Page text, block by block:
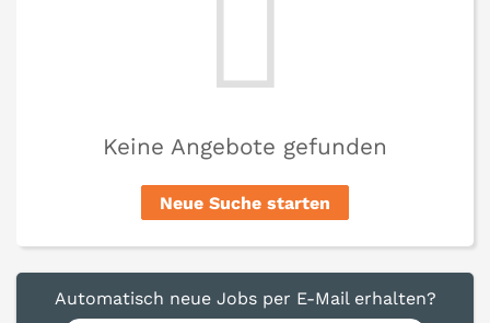
Keine Angebote gefunden
Neue Suche starten
Automatisch neue Jobs per E-Mail erhalten?